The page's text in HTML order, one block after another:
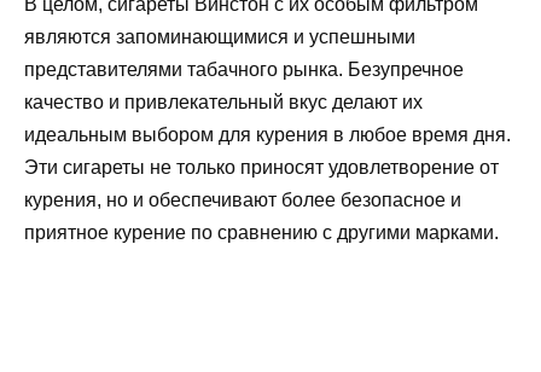
В целом, сигареты Винстон с их особым фильтром
являются запоминающимися и успешными
представителями табачного рынка. Безупречное
качество и привлекательный вкус делают их
идеальным выбором для курения в любое время дня.
Эти сигареты не только приносят удовлетворение от
курения, но и обеспечивают более безопасное и
приятное курение по сравнению с другими марками.